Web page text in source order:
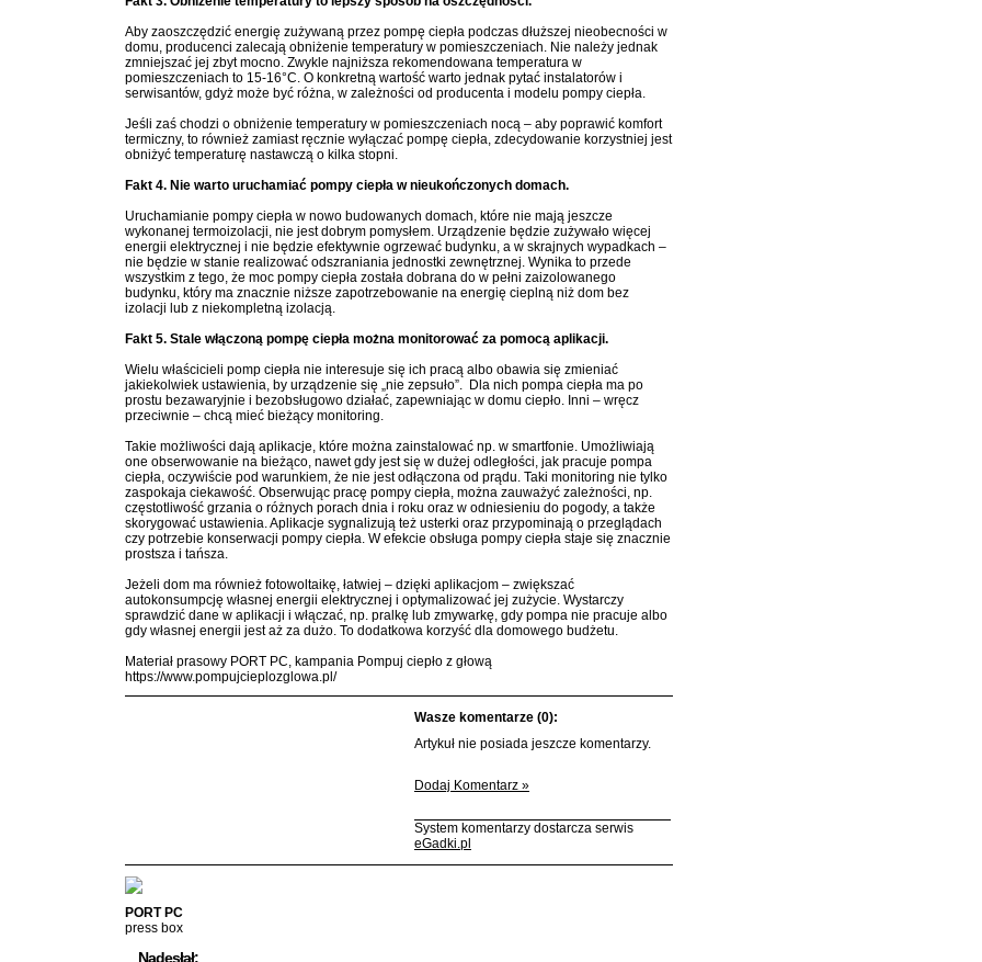
Aby zaoszczędzić energię zużywaną przez pompę ciepła podczas dłuższej nieobecności w
domu, producenci zalecają obniżenie temperatury w pomieszczeniach. Nie należy jednak
zmniejszać jej zbyt mocno. Zwykle najniższa rekomendowana temperatura w
pomieszczeniach to 15-16°C. O konkretną wartość warto jednak pytać instalatorów i
serwisantów, gdyż może być różna, w zależności od producenta i modelu pompy ciepła.
Jeśli zaś chodzi o obniżenie temperatury w pomieszczeniach nocą – aby poprawić komfort
termiczny, to również zamiast ręcznie wyłączać pompę ciepła, zdecydowanie korzystniej jest
obniżyć temperaturę nastawczą o kilka stopni.
Fakt 4. Nie warto uruchamiać pompy ciepła w nieukończonych domach.
Uruchamianie pompy ciepła w nowo budowanych domach, które nie mają jeszcze
wykonanej termoizolacji, nie jest dobrym pomysłem. Urządzenie będzie zużywało więcej
energii elektrycznej i nie będzie efektywnie ogrzewać budynku, a w skrajnych wypadkach –
nie będzie w stanie realizować odszraniania jednostki zewnętrznej. Wynika to przede
wszystkim z tego, że moc pompy ciepła została dobrana do w pełni zaizolowanego
budynku, który ma znacznie niższe zapotrzebowanie na energię cieplną niż dom bez
izolacji lub z niekompletną izolacją.
Fakt 5. Stale włączoną pompę ciepła można monitorować za pomocą aplikacji.
Wielu właścicieli pomp ciepła nie interesuje się ich pracą albo obawia się zmieniać
jakiekolwiek ustawienia, by urządzenie się „nie zepsuło”. Dla nich pompa ciepła ma po
prostu bezawaryjnie i bezobsługowo działać, zapewniając w domu ciepło. Inni – wręcz
przeciwnie – chcą mieć bieżący monitoring.
Takie możliwości dają aplikacje, które można zainstalować np. w smartfonie. Umożliwiają
one obserwowanie na bieżąco, nawet gdy jest się w dużej odległości, jak pracuje pompa
ciepła, oczywiście pod warunkiem, że nie jest odłączona od prądu. Taki monitoring nie tylko
zaspokaja ciekawość. Obserwując pracę pompy ciepła, można zauważyć zależności, np.
częstotliwość grzania o różnych porach dnia i roku oraz w odniesieniu do pogody, a także
skorygować ustawienia. Aplikacje sygnalizują też usterki oraz przypominają o przeglądach
czy potrzebie konserwacji pompy ciepła. W efekcie obsługa pompy ciepła staje się znacznie
prostsza i tańsza.
Jeżeli dom ma również fotowoltaikę, łatwiej – dzięki aplikacjom – zwiększać
autokonsumpcję własnej energii elektrycznej i optymalizować jej zużycie. Wystarczy
sprawdzić dane w aplikacji i włączać, np. pralkę lub zmywarkę, gdy pompa nie pracuje albo
gdy własnej energii jest aż za dużo. To dodatkowa korzyść dla domowego budżetu.
Materiał prasowy PORT PC, kampania Pompuj ciepło z głową
https://www.pompujcieplozglowa.pl/
Wasze komentarze (0):
Artykuł nie posiada jeszcze komentarzy.
Dodaj Komentarz »
System komentarzy dostarcza serwis
eGadki.pl
PORT PC
press box
Nadesłał: